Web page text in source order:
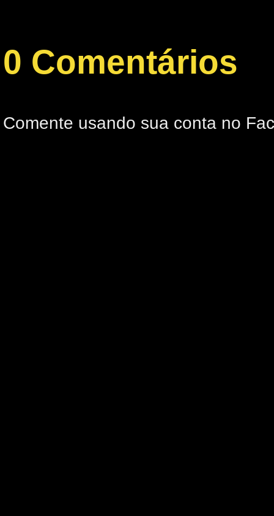
0 Comentários
Comente usando sua conta no